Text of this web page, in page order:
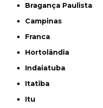
Bragança Paulista
Campinas
Franca
Hortolândia
Indaiatuba
Itatiba
Itu